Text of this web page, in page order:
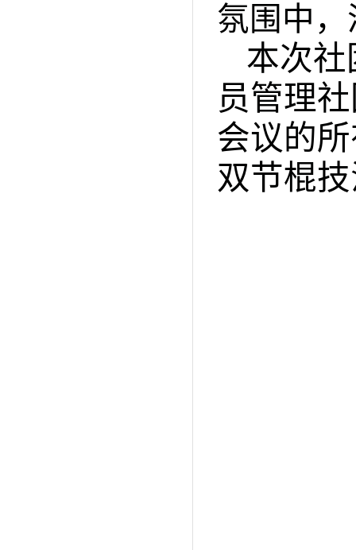
氛围中
本次
员管理
会议的
双节棍